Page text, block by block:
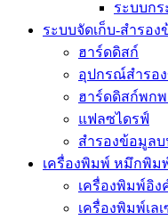
ระบบกร
ระบบจัดเก็บ-สำรอง
ฮาร์ดดิสก์
อุปกรณ์สำรอ
ฮาร์ดดิสก์พกพ
แฟลซไดรฟ์
สำรองข้อมูล
เครื่องพิมพ์ หมึกพิม
เครื่องพิมพ์อิง
เครื่องพิมพ์เล